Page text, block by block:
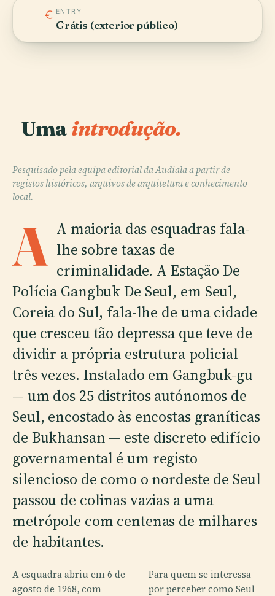
ENTRY
Grátis (exterior público)
Umaintrodução.
Pesquisado pela equipa editorial da Audiala a partir de
registos históricos, arquivos de arquitetura e conhecimento
local.
A A maioria das esquadras fala-
lhe sobre taxas de
criminalidade. A Estação De
Polícia Gangbuk De Seul, em Seul,
Coreia do Sul, fala-lhe de uma cidade
que cresceu tão depressa que teve de
dividir a própria estrutura policial
três vezes. Instalado em Gangbuk-gu
— um dos 25 distritos autónomos de
Seul, encostado às encostas graníticas
de Bukhansan — este discreto edifício
governamental é um registo
silencioso de como o nordeste de Seul
passou de colinas vazias a uma
metrópole com centenas de milhares
de habitantes.
A esquadra abriu em 6 de
agosto de 1968, com
Para quem se interessa
por perceber como Seul